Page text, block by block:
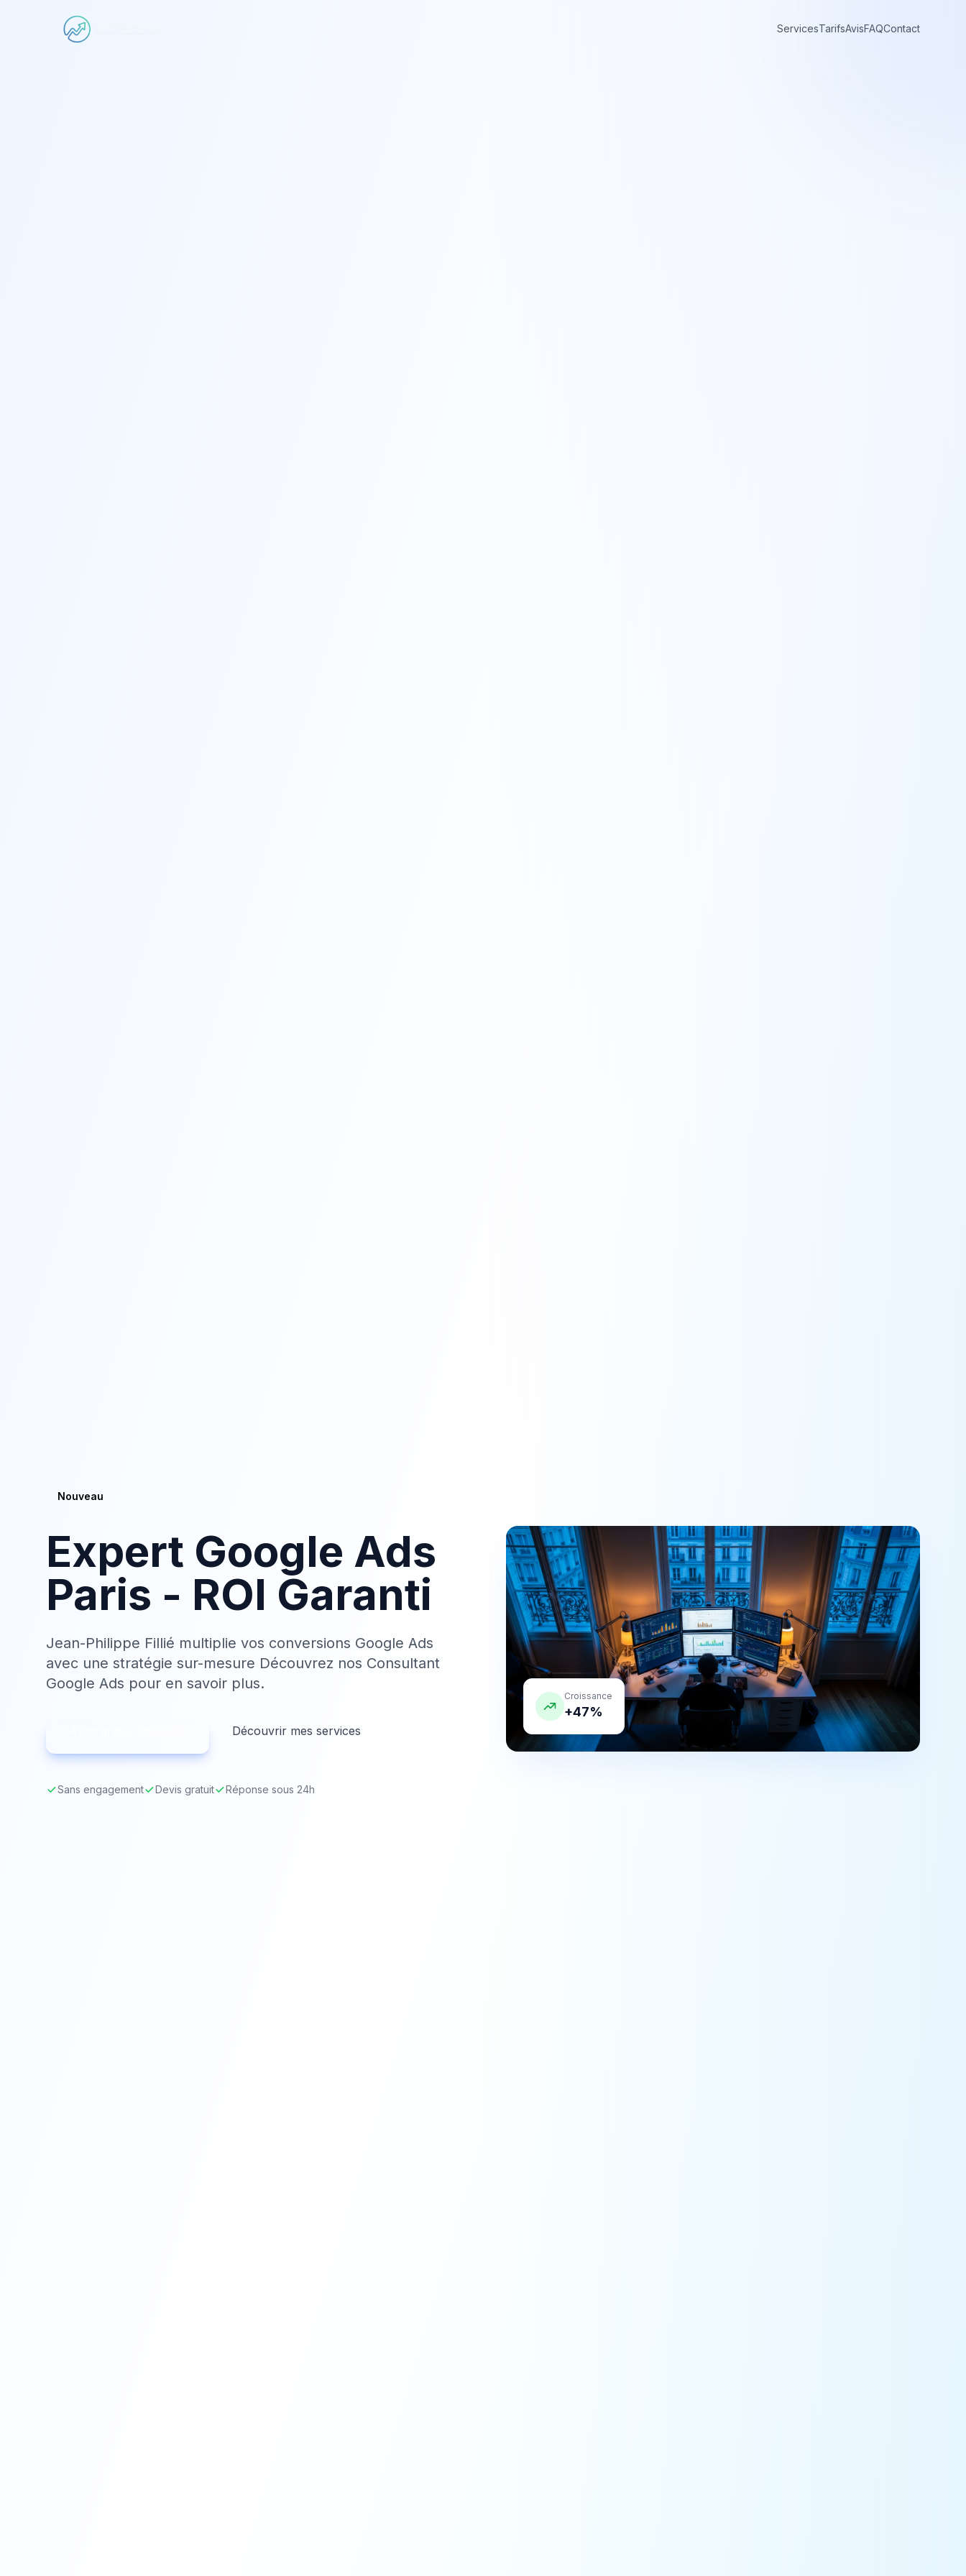
ServicesTarifsAvisFAQContact
Nouveau
Expert Google Ads
Paris - ROI Garanti
Jean-Philippe Fillié multiplie vos conversions Google Ads
avec une stratégie sur-mesure Découvrez nos Consultant
Google Ads pour en savoir plus.
Découvrir mes services
Sans engagement Devis gratuit Réponse sous 24h
Croissance
+47%